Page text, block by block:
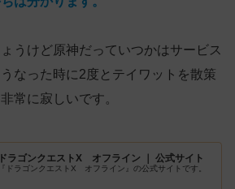
うけど原神だっていつかはサービス
なった時に2度とテイワットを散策
常に寂しいです。
ドラゴンクエストX オフライン ｜ 公式サイト
『ドラゴンクエストX オフライン』の公式サイトです。